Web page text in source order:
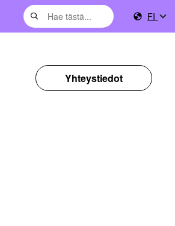
FI
Yhteystiedot